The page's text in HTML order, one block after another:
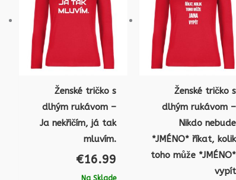
Ženské tričko s
dlhým rukávom –
Ja nekřičím, já tak
mluvím.
€16.99
Na Sklade
Ženské tričko s
dlhým rukávom –
Nikdo nebude
*JMÉNO* říkat, kolik
toho může *JMÉNO*
vypít